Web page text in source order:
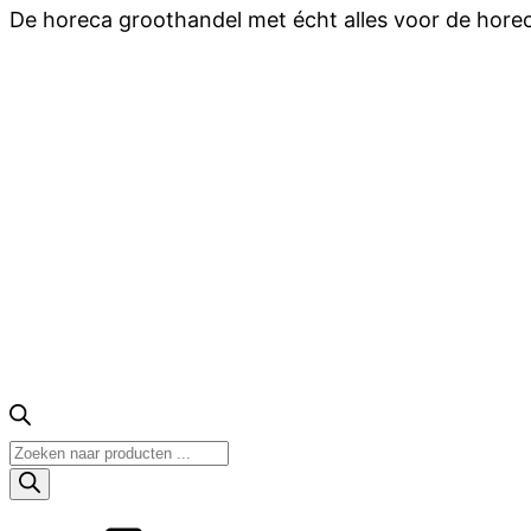
De horeca groothandel met écht alles voor de
Producten
zoeken